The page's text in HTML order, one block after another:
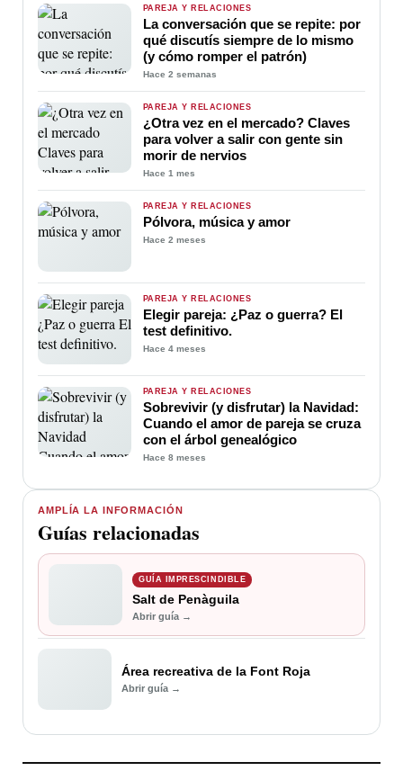
AMPLÍA LA INFORMACIÓN
Guías relacionadas
GUÍA IMPRESCINDIBLE
Salt de Penàguila
Abrir guía →
Área recreativa de la Font Roja
Abrir guía →
PAREJA Y RELACIONES
La conversación que se repite: por
qué discutís siempre de lo mismo
(y cómo romper el patrón)
Hace 2 semanas
PAREJA Y RELACIONES
¿Otra vez en el mercado? Claves
para volver a salir con gente sin
morir de nervios
Hace 1 mes
PAREJA Y RELACIONES
Pólvora, música y amor
Hace 2 meses
PAREJA Y RELACIONES
Elegir pareja: ¿Paz o guerra? El
test definitivo.
Hace 4 meses
PAREJA Y RELACIONES
Sobrevivir (y disfrutar) la Navidad:
Cuando el amor de pareja se cruza
con el árbol genealógico
Hace 8 meses